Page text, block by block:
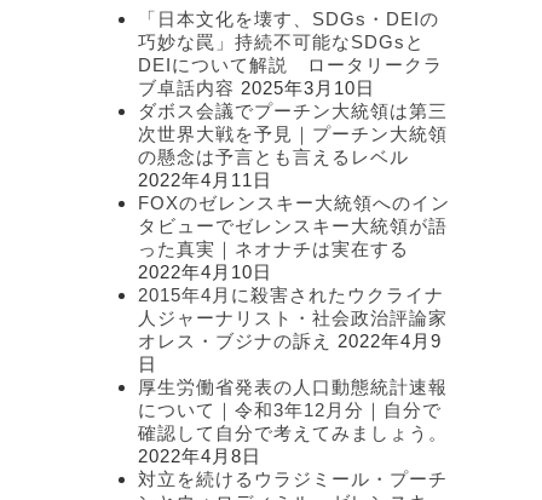
「日本文化を壊す、SDGs・DEIの
巧妙な罠」持続不可能なSDGsと
DEIについて解説 ロータリークラ
ブ卓話内容 2025年3月10日
ダボス会議でプーチン大統領は第三
次世界大戦を予見｜プーチン大統領
の懸念は予言とも言えるレベル
2022年4月11日
FOXのゼレンスキー大統領へのイン
タビューでゼレンスキー大統領が語
った真実｜ネオナチは実在する
2022年4月10日
2015年4月に殺害されたウクライナ
人ジャーナリスト・社会政治評論家
オレス・ブジナの訴え
2022年4月9
日
厚生労働省発表の人口動態統計速報
について｜令和3年12月分｜自分で
確認して自分で考えてみましょう。
2022年4月8日
対立を続けるウラジミール・プーチ